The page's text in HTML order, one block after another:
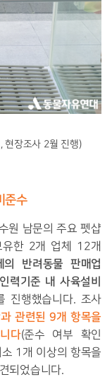
현장조사 2월 진행)
준수
원 남문의 주요 펫샵
한 2개 업체 12개
반려동물 판매업
력기준 내 사육설비
진행했습니다. 조사
관련된 9개 항목을
다(준수 여부 확인
1 개 이상의 항목을
되었습니다.